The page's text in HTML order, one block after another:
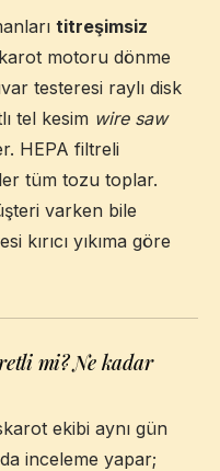
titreşimsiz
motoru dönme
testeresi raylı disk
tel kesim wire saw
HEPA filtreli
tüm tozu toplar.
varken bile
kırıcı yıkıma göre
mi? Ne kadar
ekibi aynı gün
inceleme yapar;